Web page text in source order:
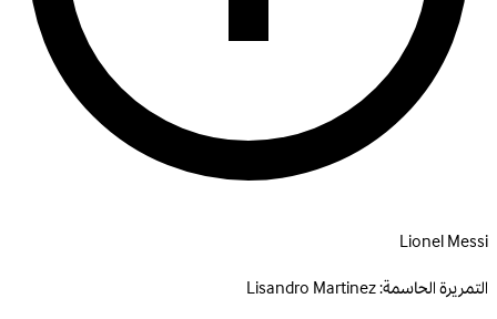
Lionel Messi
التمريرة الحاسمة:Lisandro Martinez